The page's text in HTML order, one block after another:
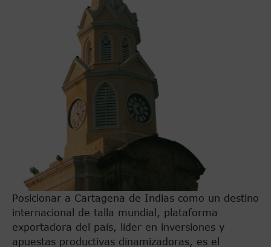
Posicionar a Cartagena de Indias como un destino
internacional de talla mundial, plataforma
exportadora del país, líder en inversiones y
apuestas productivas dinamizadoras, es el